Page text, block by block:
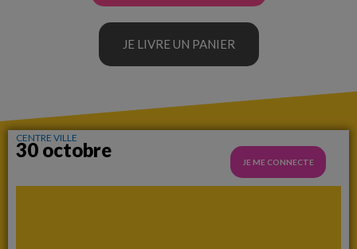
JE LIVRE UN PANIER
CENTRE VILLE
30 octobre
JE ME CONNECTE